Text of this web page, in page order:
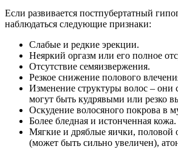
Если развивается постпубертатный
наблюдаться следующие признаки:
Слабые и редкие эрекции.
Неяркий оргазм или его полное
Отсутствие семяизвержения.
Резкое снижение полового
Изменение структуры волос – они
могут быть кудрявыми или резко
Оскудение волосяного покрова в
Более бледная и истонченная кожа.
Мягкие и дряблые яички, половой
(может быть сильно увеличен),